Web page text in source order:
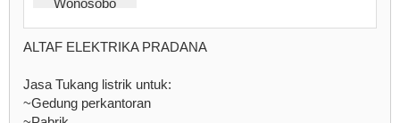
ALTAF ELEKTRIKA PRADANA
Jasa Tukang listrik untuk:
~Gedung perkantoran